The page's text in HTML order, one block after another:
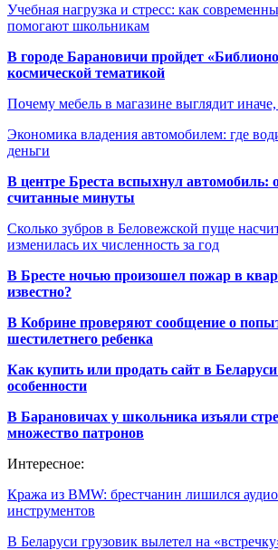
Учебная нагрузка и стресс: как
помогают школьникам
В городе Барановичи пройдет
космической тематикой
Почему мебель в магазине выглядит
Экономика владения автомобилем: где
деньги
В центре Бреста вспыхнул автомобиль:
считанные минуты
Сколько зубров в Беловежской пуще
изменилась их численность за год
В Бресте ночью произошел пожар в
известно?
В Кобрине проверяют сообщение о
шестилетнего ребенка
Как купить или продать сайт в
особенности
В Барановичах у школьника изъяли
множество патронов
Интересное:
Кража из BMW: брестчанин лишился
инструментов
В Беларуси грузовик вылетел на